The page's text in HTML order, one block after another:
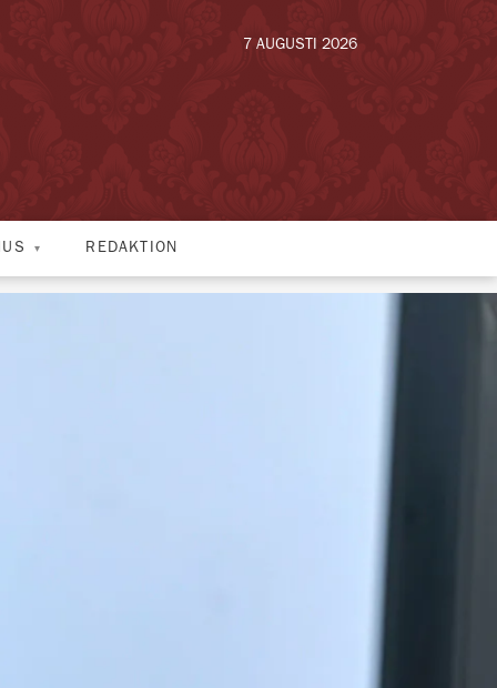
7 AUGUSTI 2026
REDAKTION